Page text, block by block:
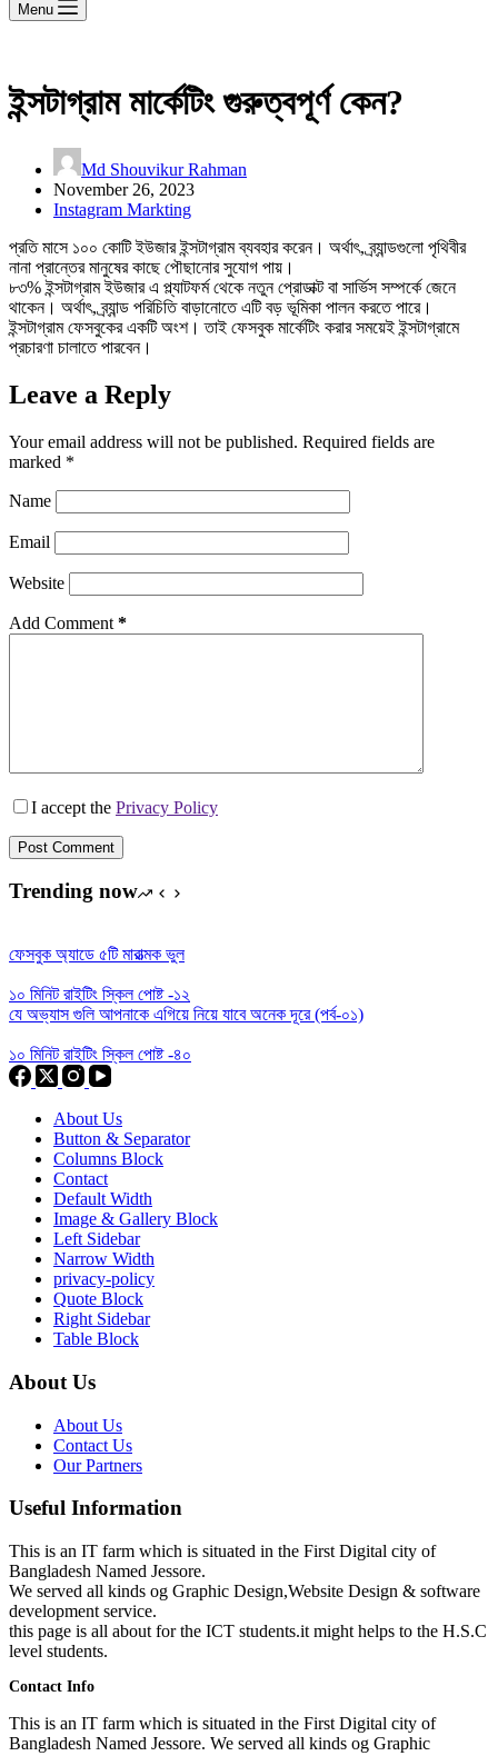
Menu
ইন্সটাগ্রাম মার্কেটিং গুরুত্বপূর্ণ কেন?
Md Shouvikur Rahman
November 26, 2023
Instagram Markting
প্রতি মাসে ১০০ কোটি ইউজার ইন্সটাগ্রাম ব্যবহার করেন। অর্থাৎ, ব্র্যান্ডগুলাে পৃথিবীর
নানা প্রান্তের মানুষের কাছে পৌছানাের সুযােগ পায়।
৮৩% ইন্সটাগ্রাম ইউজার এ প্ল্যাটফর্ম থেকে নতুন প্রােডাক্ট বা সার্ভিস সম্পর্কে জেনে
থাকেন। অর্থাৎ, ব্র্যান্ড পরিচিতি বাড়ানােতে এটি বড় ভূমিকা পালন করতে পারে।
ইন্সটাগ্রাম ফেসবুকের একটি অংশ। তাই ফেসবুক মার্কেটিং করার সময়েই ইন্সটাগ্রামে
প্রচারণা চালাতে পারবেন।
Leave a Reply
Your email address will not be published. Required fields are
marked *
Name
Email
Website
Add Comment *
I accept the Privacy Policy
Post Comment
Trending now
ফেসবুক অ্যাডে ৫টি মারাত্মক ভুল
১০ মিনিট রাইটিং স্কিল পোষ্ট -১২
যে অভ্যাস গুলি আপনাকে এগিয়ে নিয়ে যাবে অনেক দূরে (পর্ব-০১)
১০ মিনিট রাইটিং স্কিল পোষ্ট -৪০
About Us
Button & Separator
Columns Block
Contact
Default Width
Image & Gallery Block
Left Sidebar
Narrow Width
privacy-policy
Quote Block
Right Sidebar
Table Block
About Us
About Us
Contact Us
Our Partners
Useful Information
This is an IT farm which is situated in the First Digital city of
Bangladesh Named Jessore.
We served all kinds og Graphic Design,Website Design & software
development service.
this page is all about for the ICT students.it might helps to the H.S.C
level students.
Contact Info
This is an IT farm which is situated in the First Digital city of
Bangladesh Named Jessore. We served all kinds og Graphic